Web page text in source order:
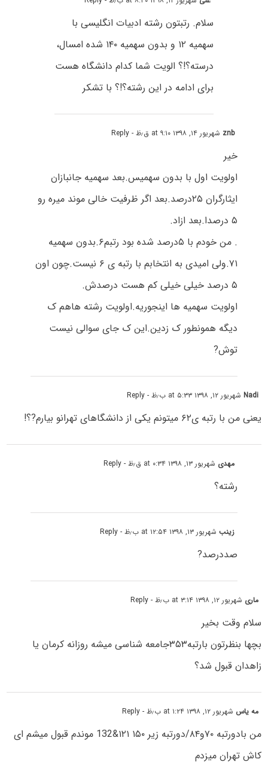
سلام. رتبتون رشته ادبیات انگلیسی با
سهمیه ۱۲ و بدون سهمیه ۱۴۰ شده امسال،
درسته؟!؟ الویت شما کدام دانشگاه هست
برای ادامه در این رشته؟!؟ با تشکر
znb شهریور ۱۴, ۱۳۹۸ at ۹:۱۰ ق٫ظ - Reply
خیر
اولویت اول با بدون سهمیس.بعد سهمیه جانبازان
ایثارگران ۲۵درصد.بعد اگر ظرفیت خالی موند میره رو
۵ درصدا.بعد ازاد.
. من خودم با ۵درصد شده بود رتبم۶.بدون سهمیه
۷۱.ولی امیدی به انتخابم با رتبه ی ۶ نیست.چون اون
۵ درصد خیلی خیلی کم هست درصدش.
اولویت سهمیه ها اینجوریه.اولویت رشته هاهم ک
دیگه همونطور ک زدین.این ک جای سوالی نیست
توش?
Nadiشهریور ۱۲, ۱۳۹۸ at ۵:۳۳ ب٫ظ - Reply
یعنی من با رتبه ی۶۲ میتونم یکی از دانشگاهای تهرانو بیارم?؟!
مهدی شهریور ۱۳, ۱۳۹۸ at ۰:۳۴ ق٫ظ - Reply
رشته؟
زینبشهریور ۱۳, ۱۳۹۸ at ۱۲:۵۴ ب٫ظ - Reply
صددرصد?
ماری شهریور ۱۲, ۱۳۹۸ at ۳:۱۴ ب٫ظ - Reply
سلام وقت بخیر
بچها بنظرتون بارتبه۳۵۳جامعه شناسی میشه روزانه کرمان یا
زاهدان قبول شد؟
مه یاس شهریور ۱۲, ۱۳۹۸ at ۱:۲۴ ب٫ظ - Reply
من بادورتبه ۷۰و۸۴/دورتبه زیر ۱۵۰ ۱۲۱&132 موندم قبول میشم ای
کاش تهران میزدم